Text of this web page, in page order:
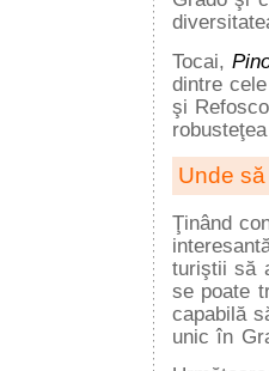
Tocai,
dintre
şi
Unde
Ţinând
turiştii să
se poate
capabilă
unic în